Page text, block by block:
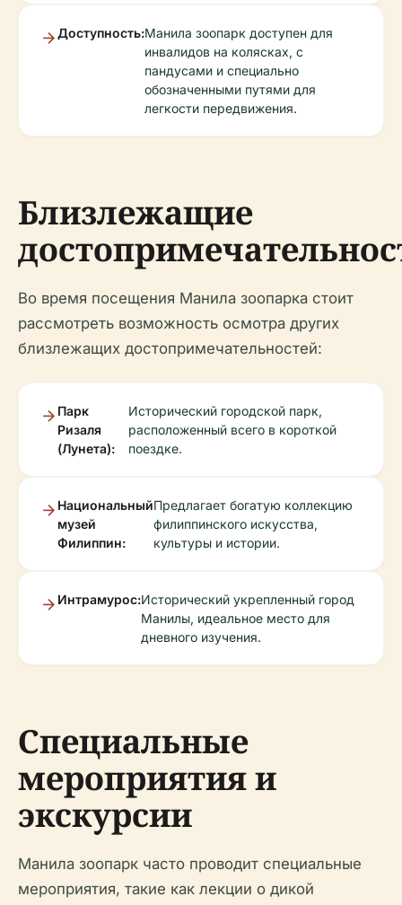
Доступность:Манила зоопарк доступен для
инвалидов на колясках, с
пандусами и специально
обозначенными путями для
легкости передвижения.
Близлежащие
Во время посещения Манила зоопарка стоит
рассмотреть возможность осмотра других
близлежащих достопримечательностей:
Парк
Ризаля
(Лунета):
Исторический городской парк,
расположенный всего в короткой
поездке.
Национальный
музей
Филиппин:
Предлагает богатую коллекцию
филиппинского искусства,
культуры и истории.
Интрамурос:Исторический укрепленный город
Манилы, идеальное место для
дневного изучения.
Специальные
мероприятия и
экскурсии
Манила зоопарк часто проводит специальные
мероприятия, такие как лекции о дикой